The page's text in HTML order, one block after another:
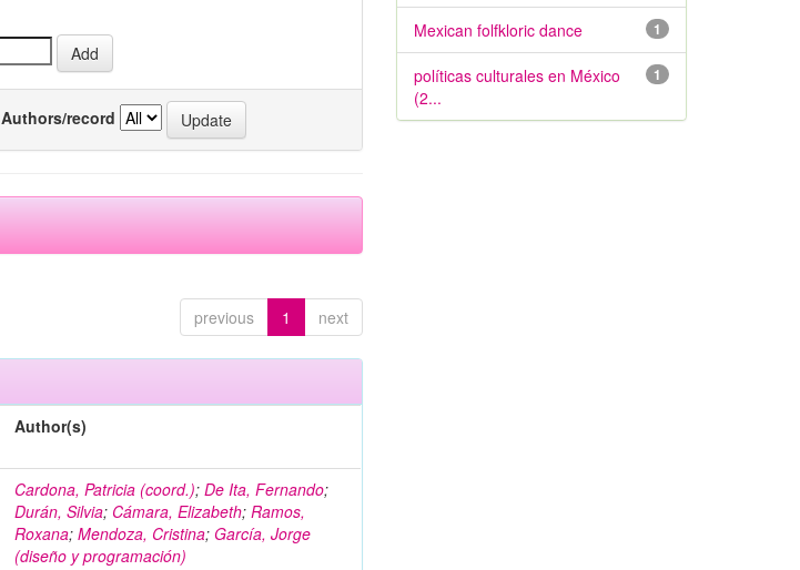
Authors/record
previous 1 next
Author(s)
Cardona, Patricia (coord.);De Ita, Fernando;
Durán, Silvia; Cámara, Elizabeth;Ramos,
Roxana;Mendoza, Cristina;García, Jorge
(diseño y programación)
1
Mexican folfkloric dance
1
políticas culturales en México
(2...